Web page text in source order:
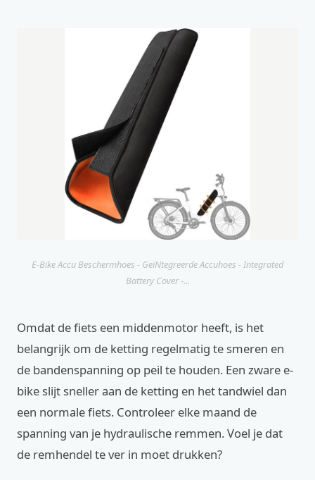
E-Bike Accu Beschermhoes - GeïNtegreerde Accuhoes - Integrated
Battery Cover -...
Omdat de fiets een middenmotor heeft, is het
belangrijk om de ketting regelmatig te smeren en
de bandenspanning op peil te houden. Een zware e-
bike slijt sneller aan de ketting en het tandwiel dan
een normale fiets. Controleer elke maand de
spanning van je hydraulische remmen. Voel je dat
de remhendel te ver in moet drukken?